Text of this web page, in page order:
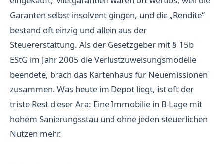
Garanten selbst insolvent gingen, und die „Rendite“
bestand oft einzig und allein aus der
Steuererstattung. Als der Gesetzgeber mit § 15b
EStG im Jahr 2005 die Verlustzuweisungsmodelle
beendete, brach das Kartenhaus für Neuemissionen
zusammen. Was heute im Depot liegt, ist oft der
triste Rest dieser Ära: Eine Immobilie in B-Lage mit
hohem Sanierungsstau und ohne jeden steuerlichen
Nutzen mehr.